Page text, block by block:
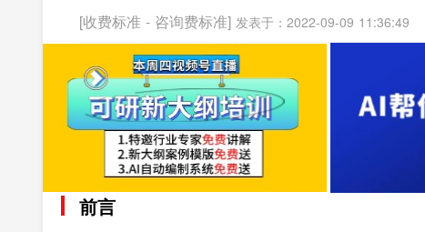
[收费标准 - 咨询费标准] 发表于：2022-09-09 11:36:49
前言